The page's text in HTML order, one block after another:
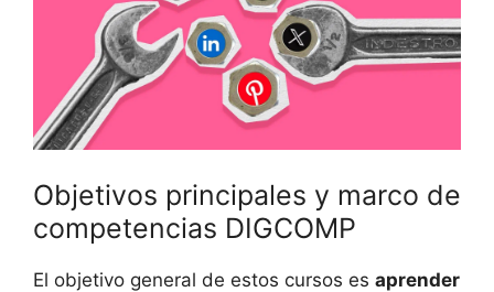
Objetivos principales y marco de
competencias DIGCOMP
El objetivo general de estos cursos es aprender